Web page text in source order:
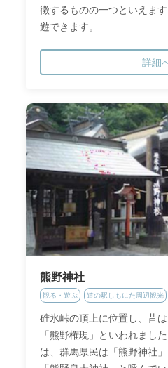
徴するものの一つといえま
遊できます。
詳細
熊野神社
観る・遊ぶ 道の駅しもにた周辺観光
碓氷峠の頂上に位置し、昔
「熊野権現」といわれまし
は、群馬県民は「熊野神社